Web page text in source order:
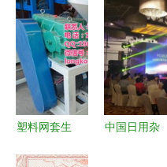
塑料网套生
中国日用杂